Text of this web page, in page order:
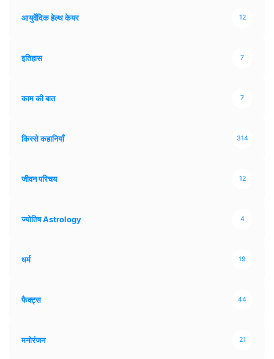
आयुर्वेदिक हेल्थ केयर 12
इतिहास 7
काम की बात 7
किस्से कहानियाँ 314
जीवन परिचय 12
ज्योतिष Astrology 4
धर्म 19
फैक्ट्स 44
मनोरंजन 21